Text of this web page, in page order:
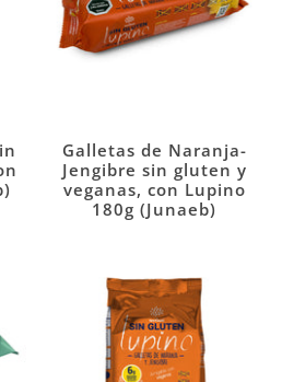
Galletas de Naranja-
Jengibre sin gluten y
veganas, con Lupino
180g (Junaeb)